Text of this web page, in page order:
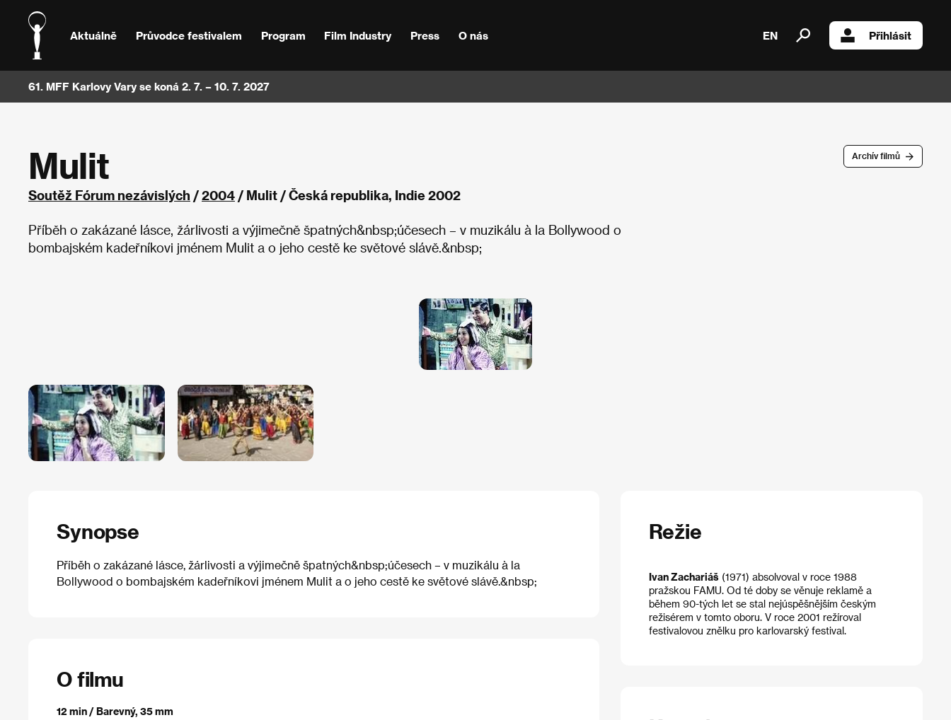
Aktuálně Průvodce festivalem Program Film Industry Press O nás EN Přihlásit
61. MFF Karlovy Vary se koná 2. 7. – 10. 7. 2027
Archív filmů
Mulit
Soutěž Fórum nezávislých /2004 / Mulit / Česká republika, Indie 2002
Příběh o zakázané lásce, žárlivosti a výjimečně špatných&nbsp;účesech – v muzikálu à la Bollywood o
bombajském kadeřníkovi jménem Mulit a o jeho cestě ke světové slávě.&nbsp;
Synopse
Příběh o zakázané lásce, žárlivosti a výjimečně špatných&nbsp;účesech – v muzikálu à la
Bollywood o bombajském kadeřníkovi jménem Mulit a o jeho cestě ke světové slávě.&nbsp;
O filmu
12 min / Barevný, 35 mm
Režie
Ivan Zachariáš(1971) absolvoval v roce 1988
pražskou FAMU. Od té doby se věnuje reklamě a
během 90-tých let se stal nejúspěšnějším českým
režisérem v tomto oboru. V roce 2001 režíroval
festivalovou znělku pro karlovarský festival.